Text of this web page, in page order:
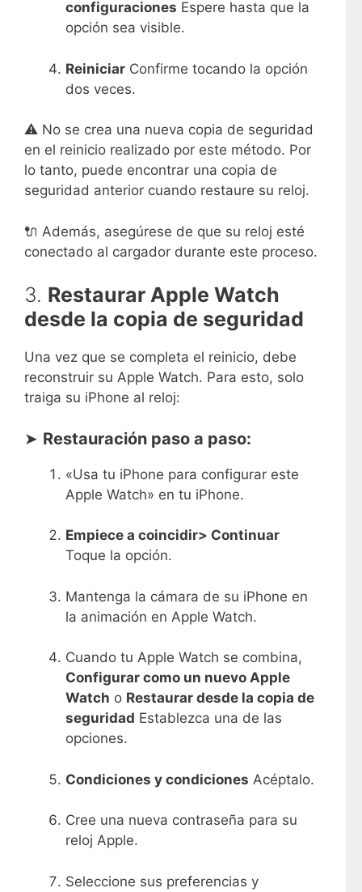
configuraciones Espere hasta que la
opción sea visible.
Reiniciar Confirme tocando la opción
dos veces.
⚠️ No se crea una nueva copia de seguridad
en el reinicio realizado por este método. Por
lo tanto, puede encontrar una copia de
seguridad anterior cuando restaure su reloj.
🔌 Además, asegúrese de que su reloj esté
conectado al cargador durante este proceso.
3. Restaurar Apple Watch
desde la copia de seguridad
Una vez que se completa el reinicio, debe
reconstruir su Apple Watch. Para esto, solo
traiga su iPhone al reloj:
➤ Restauración paso a paso:
«Usa tu iPhone para configurar este
Apple Watch» en tu iPhone.
Empiece a coincidir> Continuar
Toque la opción.
Mantenga la cámara de su iPhone en
la animación en Apple Watch.
Cuando tu Apple Watch se combina,
Configurar como un nuevo Apple
Watch o Restaurar desde la copia de
seguridad Establezca una de las
opciones.
Condiciones y condiciones Acéptalo.
Cree una nueva contraseña para su
reloj Apple.
Seleccione sus preferencias y